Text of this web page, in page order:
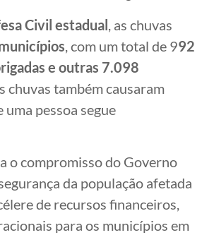
Civil estadual , as chuvas
, com um total de 992
e outras 7.098
chuvas também causaram
pessoa segue
o compromisso do Governo
da população afetada
de recursos financeiros,
para os municípios em